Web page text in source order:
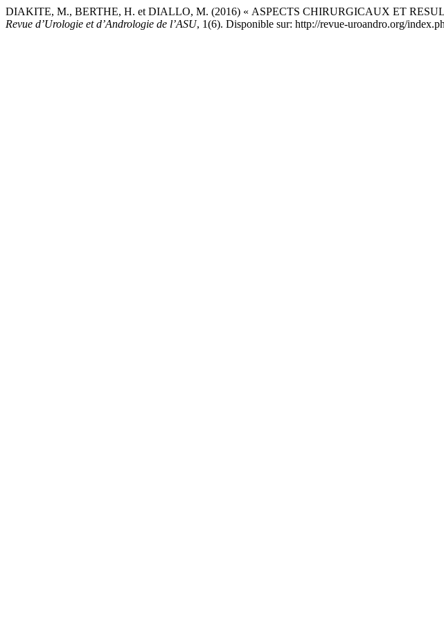
DIAKITE, M., BERTHE, H. et DIALLO, M. (2016) « ASPECTS CHIRURGICAUX ET
Revue d’Urologie et d’Andrologie de l’ASU, 1(6). Disponible sur: http://revue-uroandro.org/